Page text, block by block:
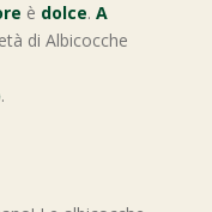
è dolce. A
di Albicocche
.